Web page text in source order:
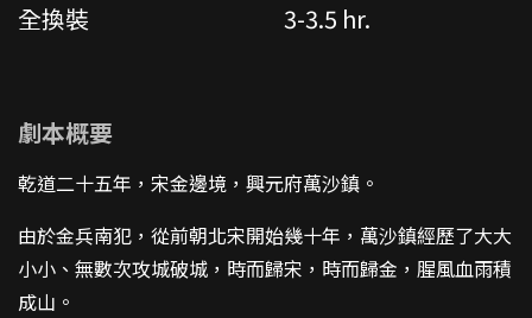
全換裝 3-3.5 hr.
劇本概要
乾道二十五年，宋金邊境，興元府萬沙鎮。
由於金兵南犯，從前朝北宋開始幾十年，萬沙鎮經歷了大大
小小、無數次攻城破城，時而歸宋，時而歸金，腥風血雨積
成山。